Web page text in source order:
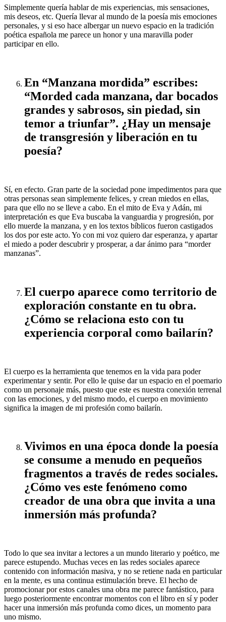
Simplemente quería hablar de mis experiencias, mis sensaciones,
mis deseos, etc. Quería llevar al mundo de la poesía mis emociones
personales, y si eso hace albergar un nuevo espacio en la tradición
poética española me parece un honor y una maravilla poder
participar en ello.
En “Manzana mordida” escribes:
“Morded cada manzana, dar bocados
grandes y sabrosos, sin piedad, sin
temor a triunfar”. ¿Hay un mensaje
de transgresión y liberación en tu
poesía?
Sí, en efecto. Gran parte de la sociedad pone impedimentos para que
otras personas sean simplemente felices, y crean miedos en ellas,
para que ello no se lleve a cabo. En el mito de Eva y Adán, mi
interpretación es que Eva buscaba la vanguardia y progresión, por
ello muerde la manzana, y en los textos bíblicos fueron castigados
los dos por este acto. Yo con mi voz quiero dar esperanza, y apartar
el miedo a poder descubrir y prosperar, a dar ánimo para “morder
manzanas”.
El cuerpo aparece como territorio de
exploración constante en tu obra.
¿Cómo se relaciona esto con tu
experiencia corporal como bailarín?
El cuerpo es la herramienta que tenemos en la vida para poder
experimentar y sentir. Por ello le quise dar un espacio en el poemario
como un personaje más, puesto que este es nuestra conexión terrenal
con las emociones, y del mismo modo, el cuerpo en movimiento
significa la imagen de mi profesión como bailarín.
Vivimos en una época donde la poesía
se consume a menudo en pequeños
fragmentos a través de redes sociales.
¿Cómo ves este fenómeno como
creador de una obra que invita a una
inmersión más profunda?
Todo lo que sea invitar a lectores a un mundo literario y poético, me
parece estupendo. Muchas veces en las redes sociales aparece
contenido con información masiva, y no se retiene nada en particular
en la mente, es una continua estimulación breve. El hecho de
promocionar por estos canales una obra me parece fantástico, para
luego posteriormente encontrar momentos con el libro en sí y poder
hacer una inmersión más profunda como dices, un momento para
uno mismo.